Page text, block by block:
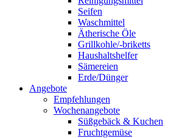
Seifen
Waschmittel
Ätherische Öle
Grillkohle/-briketts
Haushaltshelfer
Sämereien
Erde/Dünger
Angebote
Empfehlungen
Wochenangebote
Süßgebäck & Kuchen
Fruchtgemüse